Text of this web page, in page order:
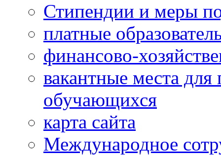
Стипендии и меры
платные
финансово-
вакантные места
обучающихся
карта сайта
Международное